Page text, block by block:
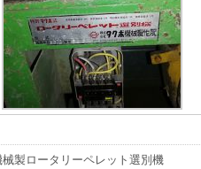
械製ロータリーペレット選別機